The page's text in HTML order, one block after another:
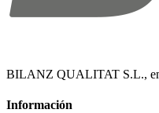
BILANZ QUALITAT S.L.,
Información